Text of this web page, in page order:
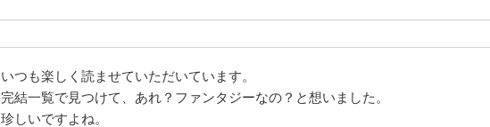
いつも楽しく読ませていただいています。
完結一覧で見つけて、あれ？ファンタジーなの？と想いました。
珍しいですよね。